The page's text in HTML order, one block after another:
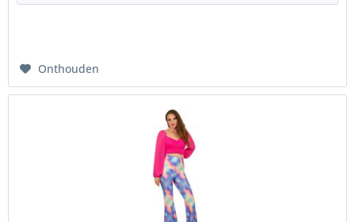
Onthouden